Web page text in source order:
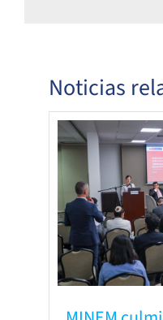
Noticias